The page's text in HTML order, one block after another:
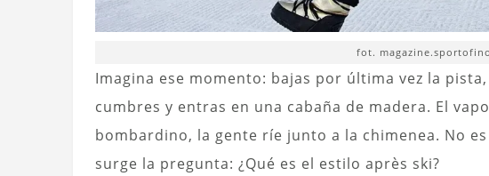
fot.
Imagina ese momento: bajas por última vez la
cumbres y entras en una cabaña de madera. El
bombardino, la gente ríe junto a la chimenea. No
surge la pregunta: ¿Qué es el estilo après ski?